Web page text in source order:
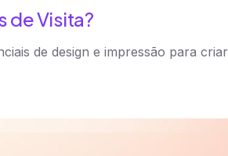
de Visita?
de design e impressão para criar